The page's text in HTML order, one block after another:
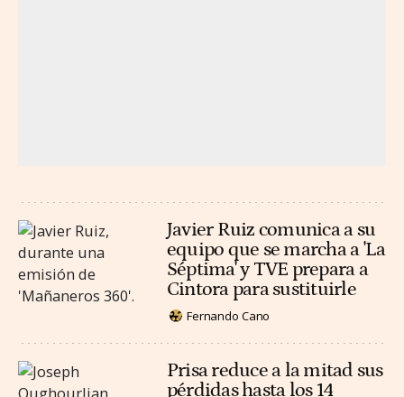
Javier Ruiz comunica a su
equipo que se marcha a 'La
Séptima' y TVE prepara a
Cintora para sustituirle
Fernando Cano
Prisa reduce a la mitad sus
pérdidas hasta los 14